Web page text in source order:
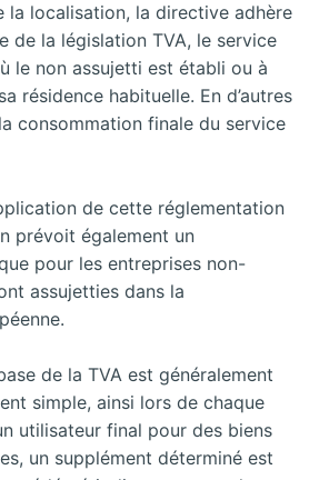
la localisation, la directive adhère
de la législation TVA, le service
le non assujetti est établi ou à
résidence habituelle. En d’autres
consommation finale du service
de cette réglementation
prévoit également un
pour les entreprises non-
assujetties dans la
de la TVA est généralement
simple, ainsi lors de chaque
utilisateur final pour des biens
un supplément déterminé est